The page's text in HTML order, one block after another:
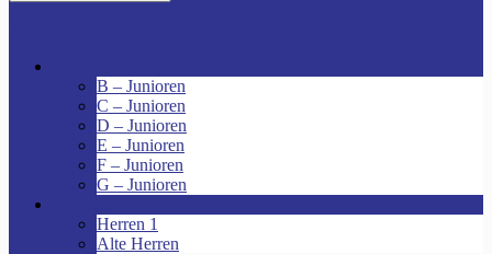
B – Junioren
C – Junioren
D – Junioren
E – Junioren
F – Junioren
G – Junioren
Herren 1
Alte Herren